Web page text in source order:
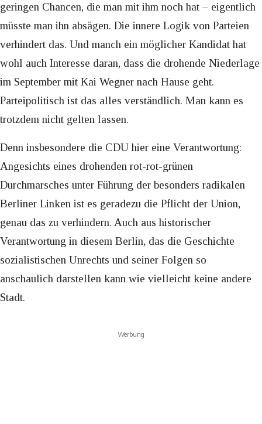
geringen Chancen, die man mit ihm noch hat – eigentlich
müsste man ihn absägen. Die innere Logik von Parteien
verhindert das. Und manch ein möglicher Kandidat hat
wohl auch Interesse daran, dass die drohende Niederlage
im September mit Kai Wegner nach Hause geht.
Parteipolitisch ist das alles verständlich. Man kann es
trotzdem nicht gelten lassen.
Denn insbesondere die CDU hier eine Verantwortung:
Angesichts eines drohenden rot-rot-grünen
Durchmarsches unter Führung der besonders radikalen
Berliner Linken ist es geradezu die Pflicht der Union,
genau das zu verhindern. Auch aus historischer
Verantwortung in diesem Berlin, das die Geschichte
sozialistischen Unrechts und seiner Folgen so
anschaulich darstellen kann wie vielleicht keine andere
Stadt.
Werbung